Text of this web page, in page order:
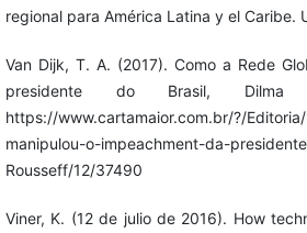
regional para América Latina y el Caribe.
Van Dijk, T. A. (2017). Como a Rede
presidente do Brasil, Dilma
https://www.cartamaior.com.br/?/
manipulou-o-impeachment-da-
Rousseff/12/37490
Viner, K. (12 de julio de 2016). How